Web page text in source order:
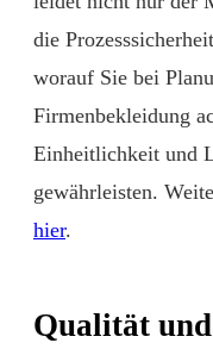
die
worauf Sie bei
Firmenbekleidung
Einheitlichkeit und
gewährleisten.
hier.
Qualität